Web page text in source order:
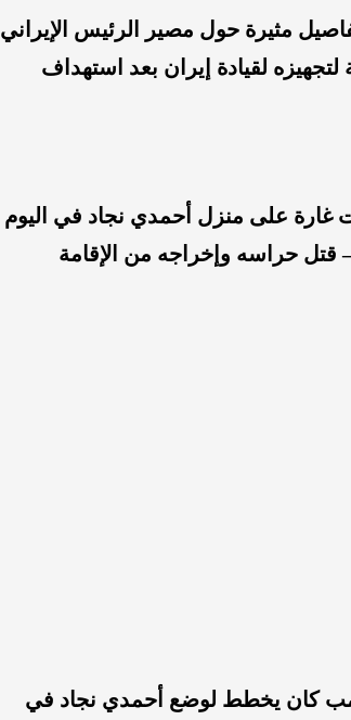
مثيرة حول مصير الرئيس الإيراني
لقيادة إيران بعد استهداف
غارة على منزل أحمدي نجاد في اليوم
قتل حراسه وإخراجه من الإقامة
كان يخطط لوضع أحمدي نجاد في